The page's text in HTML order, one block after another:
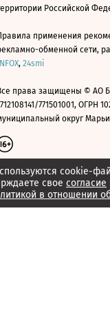
cookie-
свое согласие
в отношении
Российской
применения
обменной сети,
INFOX, 24smi
права защищены © АО
771501001, ОГРН
округ